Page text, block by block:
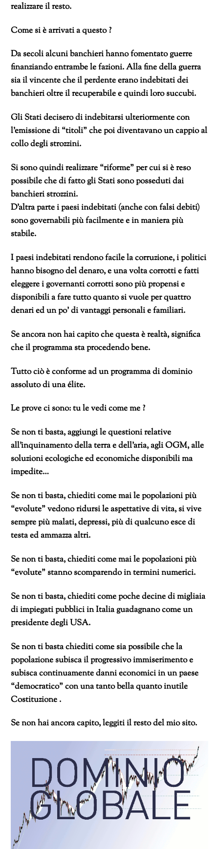
realizzare il resto.
Come si è arrivati a questo ?
Da secoli alcuni banchieri hanno fomentato guerre
finanziando entrambe le fazioni. Alla fine della guerra
sia il vincente che il perdente erano indebitati dei
banchieri oltre il recuperabile e quindi loro succubi.
Gli Stati decisero di indebitarsi ulteriormente con
l’emissione di “titoli” che poi diventavano un cappio al
collo degli strozzini.
Si sono quindi realizzare “riforme” per cui si è reso
possibile che di fatto gli Stati sono posseduti dai
banchieri strozzini.
D’altra parte i paesi indebitati (anche con falsi debiti)
sono governabili più facilmente e in maniera più
stabile.
I paesi indebitati rendono facile la corruzione, i politici
hanno bisogno del denaro, e una volta corrotti e fatti
eleggere i governanti corrotti sono più propensi e
disponibili a fare tutto quanto si vuole per quattro
denari ed un po’ di vantaggi personali e familiari.
Se ancora non hai capito che questa è realtà, significa
che il programma sta procedendo bene.
Tutto ciò è conforme ad un programma di dominio
assoluto di una élite.
Le prove ci sono: tu le vedi come me ?
Se non ti basta, aggiungi le questioni relative
all’inquinamento della terra e dell’aria, agli OGM, alle
soluzioni ecologiche ed economiche disponibili ma
impedite…
Se non ti basta, chiediti come mai le popolazioni più
“evolute” vedono ridursi le aspettative di vita, si vive
sempre più malati, depressi, più di qualcuno esce di
testa ed ammazza altri.
Se non ti basta, chiediti come mai le popolazioni più
“evolute” stanno scomparendo in termini numerici.
Se non ti basta, chiediti come poche decine di migliaia
di impiegati pubblici in Italia guadagnano come un
presidente degli USA.
Se non ti basta chiediti come sia possibile che la
popolazione subisca il progressivo immiserimento e
subisca continuamente danni economici in un paese
“democratico” con una tanto bella quanto inutile
Costituzione .
Se non hai ancora capito, leggiti il resto del mio sito.